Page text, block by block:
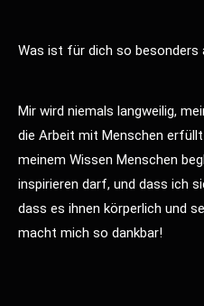
Was ist für dich so besonders
Mir wird niemals langweilig,
die Arbeit mit Menschen
meinem Wissen Menschen
inspirieren darf, und dass ich
dass es ihnen körperlich und
macht mich so dankbar!